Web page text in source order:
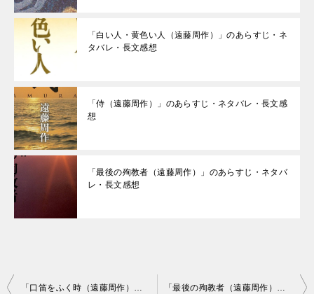
「白い人・黄色い人（遠藤周作）」のあらすじ・ネ
タバレ・長文感想
「侍（遠藤周作）」のあらすじ・ネタバレ・長文感
想
「最後の殉教者（遠藤周作）」のあらすじ・ネタバ
レ・長文感想
投
「口笛をふく時（遠藤周作）」のあらすじ・ネタバレ・長文感想 「最後の殉教者（遠藤周作）」のあらすじ・ネタバレ・長文感想